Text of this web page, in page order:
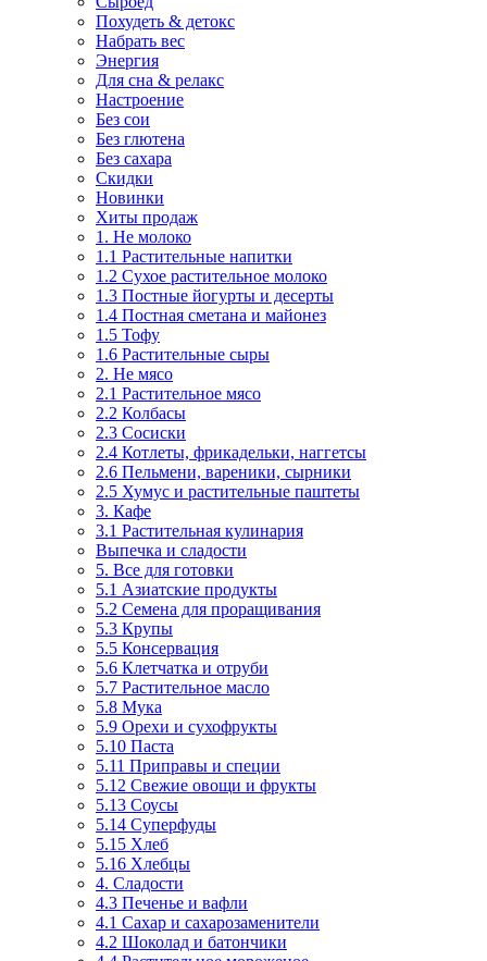
Похудеть & детокс
Набрать вес
Энергия
Для сна & релакс
Настроение
Без сои
Без глютена
Без сахара
Скидки
Новинки
Хиты продаж
1. Не молоко
1.1 Растительные напитки
1.2 Сухое растительное молоко
1.3 Постные йогурты и десерты
1.4 Постная сметана и майонез
1.5 Тофу
1.6 Растительные сыры
2. Не мясо
2.1 Растительное мясо
2.2 Колбасы
2.3 Сосиски
2.4 Котлеты, фрикадельки, наггетсы
2.6 Пельмени, вареники, сырники
2.5 Хумус и растительные паштеты
3. Кафе
3.1 Растительная кулинария
Выпечка и сладости
5. Все для готовки
5.1 Азиатские продукты
5.2 Семена для проращивания
5.3 Крупы
5.5 Консервация
5.6 Клетчатка и отруби
5.7 Растительное масло
5.8 Мука
5.9 Орехи и сухофрукты
5.10 Паста
5.11 Приправы и специи
5.12 Свежие овощи и фрукты
5.13 Соусы
5.14 Суперфуды
5.15 Хлеб
5.16 Хлебцы
4. Сладости
4.3 Печенье и вафли
4.1 Сахар и сахарозаменители
4.2 Шоколад и батончики